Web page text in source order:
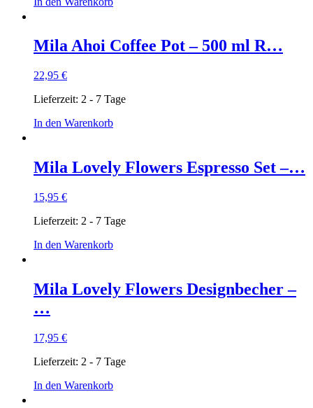
Mila Ahoi Coffee Pot – 500 ml R…
22,95 €
Lieferzeit: 2 - 7 Tage
In den Warenkorb
Mila Lovely Flowers Espresso Set –…
15,95 €
Lieferzeit: 2 - 7 Tage
In den Warenkorb
Mila Lovely Flowers Designbecher –
…
17,95 €
Lieferzeit: 2 - 7 Tage
In den Warenkorb